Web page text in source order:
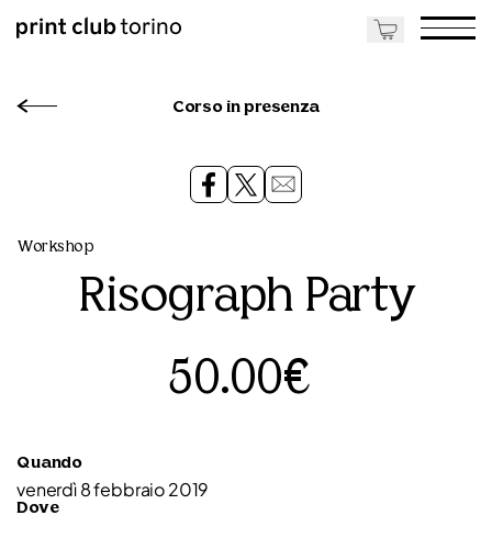
Corso in presenza
Workshop
Risograph Party
50.00€
Quando
venerdì 8 febbraio 2019
Dove